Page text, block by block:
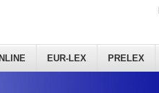
EUR-LEX PRELEX